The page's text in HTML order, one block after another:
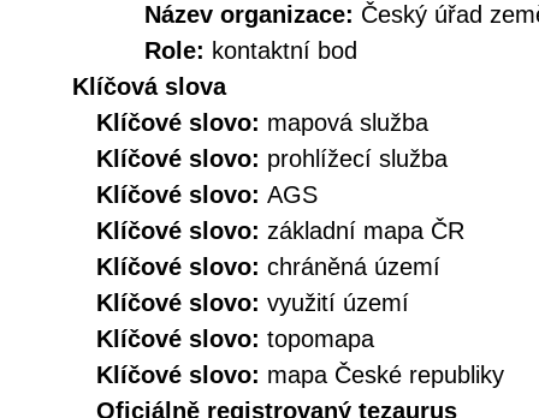
Název organizace: Český úřad
Role: kontaktní bod
Klíčová slova
Klíčové slovo: mapová služba
Klíčové slovo: prohlížecí služba
Klíčové slovo: AGS
Klíčové slovo: základní mapa ČR
Klíčové slovo: chráněná území
Klíčové slovo: využití území
Klíčové slovo: topomapa
Klíčové slovo: mapa České republiky
Oficiálně registrovaný tezaurus